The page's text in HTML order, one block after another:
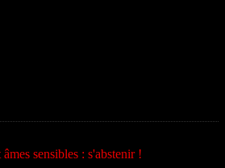
sensibles : s'abstenir !